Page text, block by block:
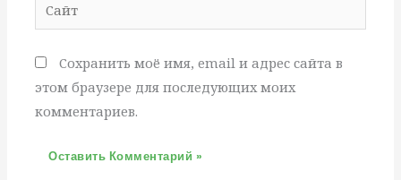
Сохранить моё имя, email и адрес сайта в
этом браузере для последующих моих
комментариев.